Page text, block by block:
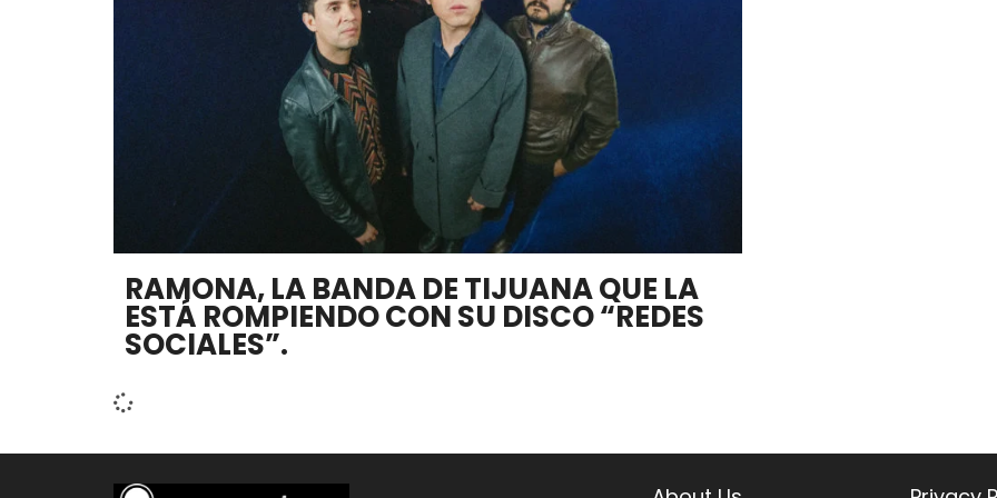
RAMONA, LA BANDA DE TIJUANA QUE LA
ESTÁ ROMPIENDO CON SU DISCO “REDES
SOCIALES”.